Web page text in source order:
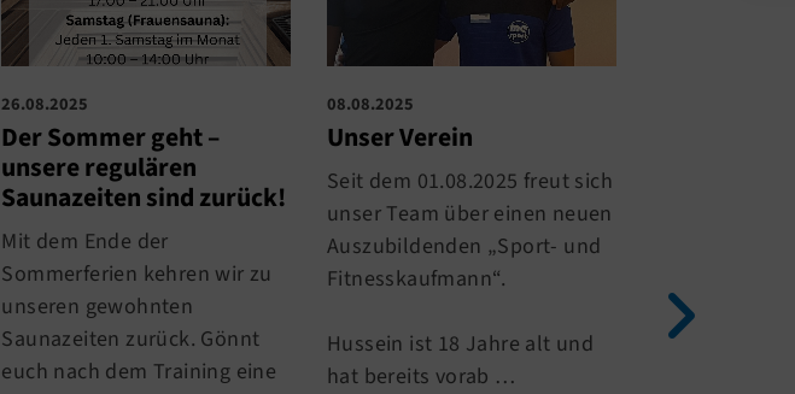
26.08.2025
Der Sommer geht –
unsere regulären
Saunazeiten sind zurück!
Mit dem Ende der
Sommerferien kehren wir zu
unseren gewohnten
Saunazeiten zurück. Gönnt
euch nach dem Training eine
08.08.2025
Unser Verein
Seit dem 01.08.2025 freut sich
unser Team über einen neuen
Auszubildenden „Sport- und
Fitnesskaufmann“.
Hussein ist 18 Jahre alt und
hat bereits vorab …
Dank der